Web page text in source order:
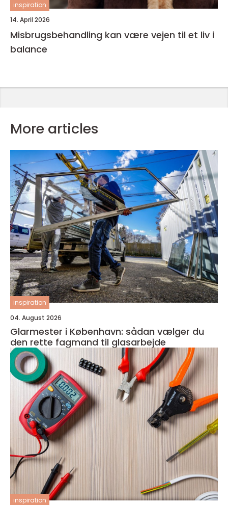
inspiration
14. April 2026
Misbrugsbehandling kan være vejen til et liv i
balance
More articles
inspiration
04. August 2026
Glarmester i København: sådan vælger du
den rette fagmand til glasarbejde
inspiration